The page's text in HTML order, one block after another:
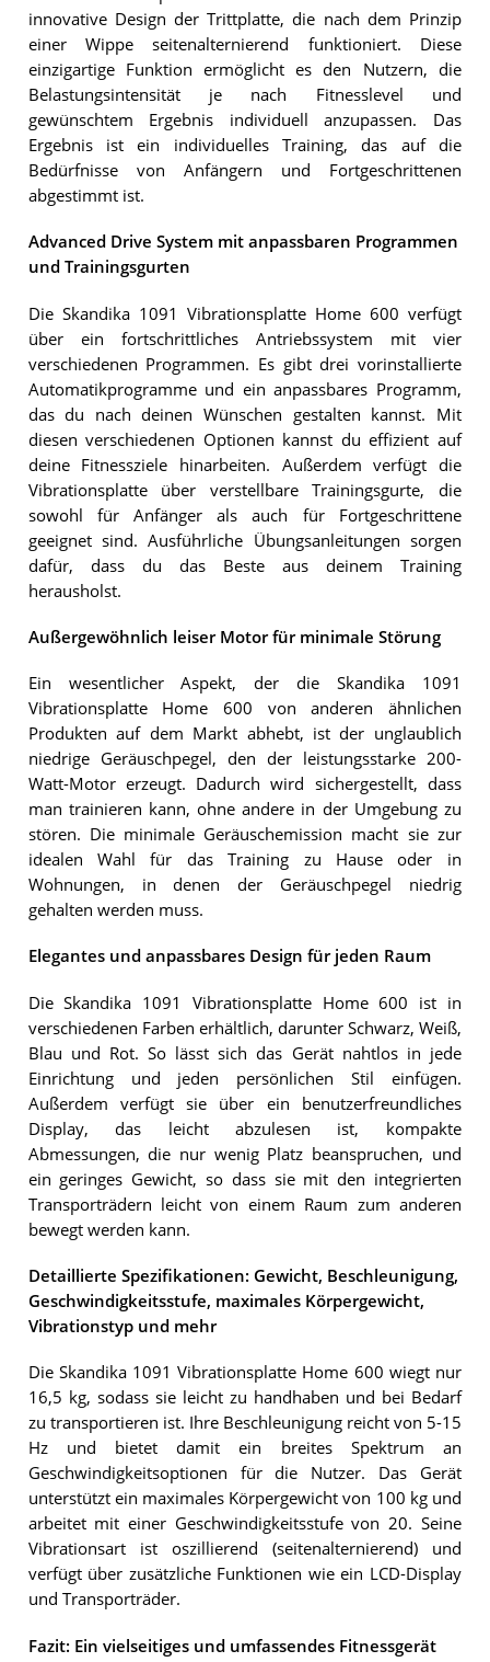
innovative Design der Trittplatte, die nach dem Prinzip
einer Wippe seitenalternierend funktioniert. Diese
einzigartige Funktion ermöglicht es den Nutzern, die
Belastungsintensität je nach Fitnesslevel und
gewünschtem Ergebnis individuell anzupassen. Das
Ergebnis ist ein individuelles Training, das auf die
Bedürfnisse von Anfängern und Fortgeschrittenen
abgestimmt ist.
Advanced Drive System mit anpassbaren Programmen
und Trainingsgurten
Die Skandika 1091 Vibrationsplatte Home 600 verfügt
über ein fortschrittliches Antriebssystem mit vier
verschiedenen Programmen. Es gibt drei vorinstallierte
Automatikprogramme und ein anpassbares Programm,
das du nach deinen Wünschen gestalten kannst. Mit
diesen verschiedenen Optionen kannst du effizient auf
deine Fitnessziele hinarbeiten. Außerdem verfügt die
Vibrationsplatte über verstellbare Trainingsgurte, die
sowohl für Anfänger als auch für Fortgeschrittene
geeignet sind. Ausführliche Übungsanleitungen sorgen
dafür, dass du das Beste aus deinem Training
herausholst.
Außergewöhnlich leiser Motor für minimale Störung
Ein wesentlicher Aspekt, der die Skandika 1091
Vibrationsplatte Home 600 von anderen ähnlichen
Produkten auf dem Markt abhebt, ist der unglaublich
niedrige Geräuschpegel, den der leistungsstarke 200-
Watt-Motor erzeugt. Dadurch wird sichergestellt, dass
man trainieren kann, ohne andere in der Umgebung zu
stören. Die minimale Geräuschemission macht sie zur
idealen Wahl für das Training zu Hause oder in
Wohnungen, in denen der Geräuschpegel niedrig
gehalten werden muss.
Elegantes und anpassbares Design für jeden Raum
Die Skandika 1091 Vibrationsplatte Home 600 ist in
verschiedenen Farben erhältlich, darunter Schwarz, Weiß,
Blau und Rot. So lässt sich das Gerät nahtlos in jede
Einrichtung und jeden persönlichen Stil einfügen.
Außerdem verfügt sie über ein benutzerfreundliches
Display, das leicht abzulesen ist, kompakte
Abmessungen, die nur wenig Platz beanspruchen, und
ein geringes Gewicht, so dass sie mit den integrierten
Transporträdern leicht von einem Raum zum anderen
bewegt werden kann.
Detaillierte Spezifikationen: Gewicht, Beschleunigung,
Geschwindigkeitsstufe, maximales Körpergewicht,
Vibrationstyp und mehr
Die Skandika 1091 Vibrationsplatte Home 600 wiegt nur
16,5 kg, sodass sie leicht zu handhaben und bei Bedarf
zu transportieren ist. Ihre Beschleunigung reicht von 5-15
Hz und bietet damit ein breites Spektrum an
Geschwindigkeitsoptionen für die Nutzer. Das Gerät
unterstützt ein maximales Körpergewicht von 100 kg und
arbeitet mit einer Geschwindigkeitsstufe von 20. Seine
Vibrationsart ist oszillierend (seitenalternierend) und
verfügt über zusätzliche Funktionen wie ein LCD-Display
und Transporträder.
Fazit: Ein vielseitiges und umfassendes Fitnessgerät